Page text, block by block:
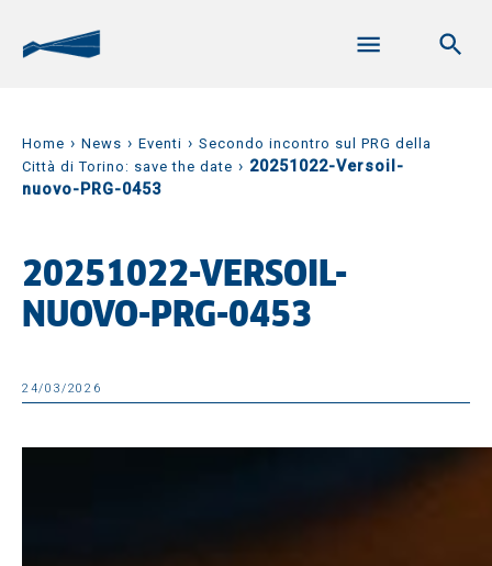
Home › News › Eventi › Secondo incontro sul PRG della
Città di Torino: save the date › 20251022-Versoil-
nuovo-PRG-0453
20251022-VERSOIL-
NUOVO-PRG-0453
24/03/2026